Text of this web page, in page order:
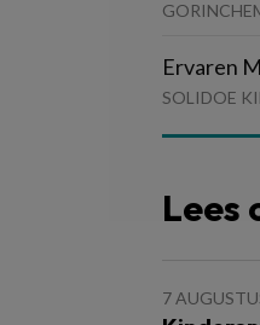
Ervaren
SOLIDOE
Lees
7